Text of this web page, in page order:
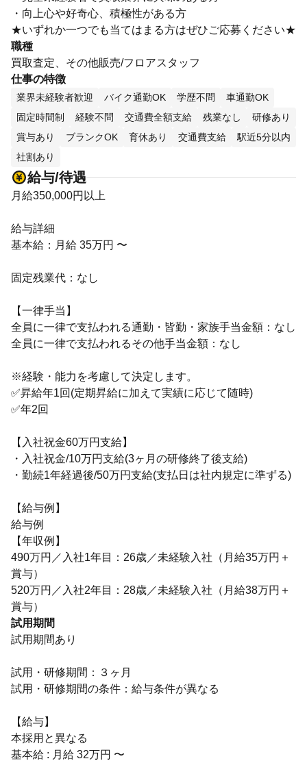
・向上心や好奇心、積極性がある方
★いずれか一つでも当てはまる方はぜひご応募ください★
職種
買取査定、その他販売/フロアスタッフ
仕事の特徴
業界未経験者歓迎 バイク通勤OK 学歴不問
車通勤OK
固定時間制
経験不問 交通費全額支給 残業なし
研修あり
賞与あり
ブランクOK 育休あり 交通費支給
駅近5分以内
社割あり
給与/待遇
月給350,000円以上
給与詳細
基本給：月給 35万円 〜
固定残業代：なし
【一律手当】
全員に一律で支払われる通勤・皆勤・家族手当金額：なし
全員に一律で支払われるその他手当金額：なし
※経験・能力を考慮して決定します。
✅昇給年1回(定期昇給に加えて実績に応じて随時)
✅年2回
【入社祝金60万円支給】
・入社祝金/10万円支給(3ヶ月の研修終了後支給)
・勤続1年経過後/50万円支給(支払日は社内規定に準ずる)
【給与例】
給与例
【年収例】
490万円／入社1年目：26歳／未経験入社（月給35万円＋
賞与）
520万円／入社2年目：28歳／未経験入社（月給38万円＋
賞与）
試用期間
試用期間あり
試用・研修期間：３ヶ月
試用・研修期間の条件：給与条件が異なる
【給与】
本採用と異なる
基本給 : 月給 32万円 〜